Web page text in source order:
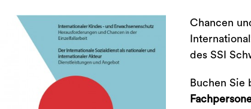
Chancen
des SSI
Buchen Sie